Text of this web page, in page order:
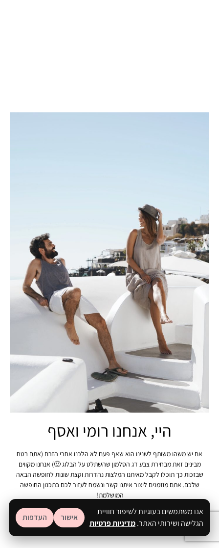
היי, אנחנו רומי ואסף
אם יש משהו משותף לשנינו הוא שאף פעם לא הלכנו אחרי הזרם (אתם בטח
מבינים זאת מבחירת צבע דג הסלמון שהשתלט על הבלוג 🙂) אנחנו מקווים
שבזכות כך תוכלו לקבל מאיתנו המלצות נהדרות וקצת שונות לחופשה הבאה
שלכם. אתם מוזמנים ליצור איתנו קשר ונשמח לעזור לכם בתכנון החופשה
המושלמת!
אנו משתמשים בעוגיות לשיפור חוויית
הגלישה ושירותי האתר.מדיניות פרטיות
אישור העדפות